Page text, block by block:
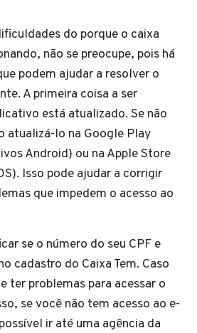
do porque o caixa
não se preocupe, pois há
podem ajudar a resolver o
A primeira coisa a ser
está atualizado. Se não
atualizá-lo na Google Play
Android) ou na Apple Store
Isso pode ajudar a corrigir
que impedem o acesso ao
se o número do seu CPF e
cadastro do Caixa Tem. Caso
ter problemas para acessar o
se você não tem acesso ao e-
ir até uma agência da